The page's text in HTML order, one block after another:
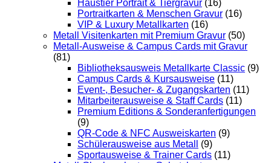
Haustier Portrait & Tiergravur (16)
Portraitkarten & Menschen Gravur (16)
VIP & Luxury Metallkarten (16)
Metall Visitenkarten mit Premium Gravur (50)
Metall-Ausweise & Campus Cards mit Gravur
(81)
Bibliotheksausweis Metallkarte Classic (9)
Campus Cards & Kursausweise (11)
Event-, Besucher- & Zugangskarten (11)
Mitarbeiterausweise & Staff Cards (11)
Premium Editions & Sonderanfertigungen
(9)
QR-Code & NFC Ausweiskarten (9)
Schülerausweise aus Metall
(9)
Sportausweise & Trainer Cards (11)